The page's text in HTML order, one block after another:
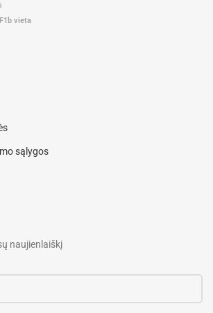
vieta
sąlygos
naujienlaiškį